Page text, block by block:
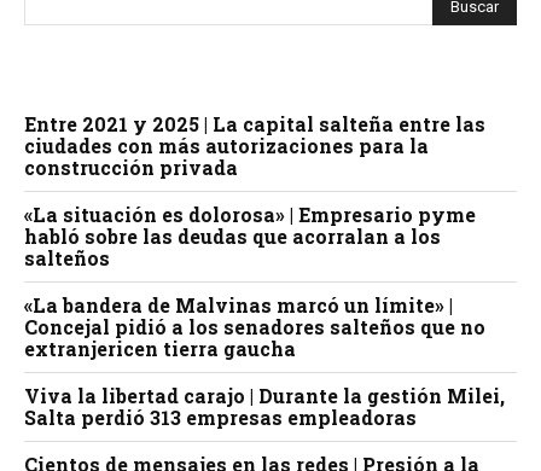
Entre 2021 y 2025 | La capital salteña entre las
ciudades con más autorizaciones para la
construcción privada
«La situación es dolorosa» | Empresario pyme
habló sobre las deudas que acorralan a los
salteños
«La bandera de Malvinas marcó un límite» |
Concejal pidió a los senadores salteños que no
extranjericen tierra gaucha
Viva la libertad carajo | Durante la gestión Milei,
Salta perdió 313 empresas empleadoras
Cientos de mensajes en las redes | Presión a la